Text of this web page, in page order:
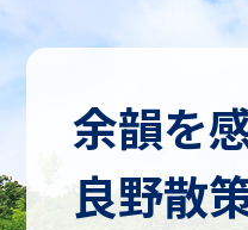
余韻を
良野散